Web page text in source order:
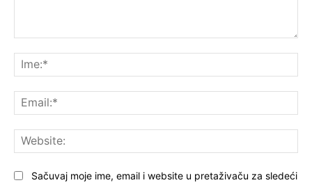
Sačuvaj moje ime, email i website u pretaživaču za sledeći